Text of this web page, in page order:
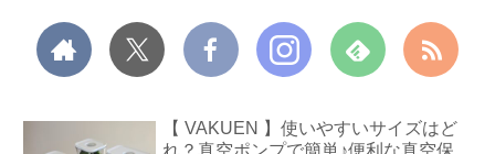
【 VAKUEN 】使いやすいサイズはど